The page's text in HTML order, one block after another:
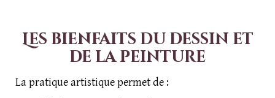
Les bienfaits du dessin et
de la peinture
La pratique artistique permet de :